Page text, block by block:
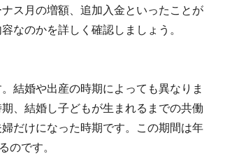
ス月の増額、追加入金といったことが
なのかを詳しく確認しましょう。
結婚や出産の時期によっても異なりま
、結婚し子どもが生まれるまでの共働
だけになった時期です。この期間は年
のです。